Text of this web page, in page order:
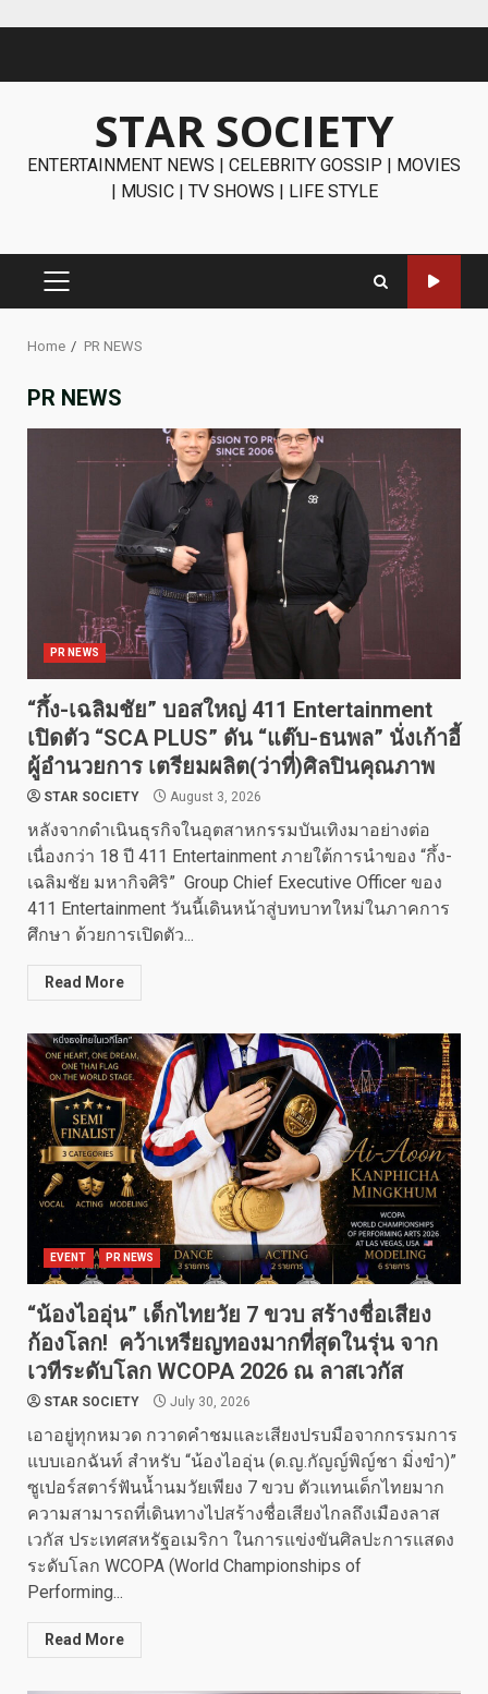
STAR SOCIETY
ENTERTAINMENT NEWS | CELEBRITY GOSSIP | MOVIES
| MUSIC | TV SHOWS | LIFE STYLE
PRIMARY
Home PR NEWS
PR NEWS
PR NEWS
“กึ้ง-เฉลิมชัย” บอสใหญ่ 411 Entertainment
เปิดตัว “SCA PLUS” ดัน “แต๊บ-ธนพล” นั่งเก้าอี้
ผู้อำนวยการ เตรียมผลิต(ว่าที่)ศิลปินคุณภาพ
STAR SOCIETY August 3, 2026
หลังจากดำเนินธุรกิจในอุตสาหกรรมบันเทิงมาอย่างต่อ
เนื่องกว่า 18 ปี 411 Entertainment ภายใต้การนำของ “กึ้ง-
เฉลิมชัย มหากิจศิริ” Group Chief Executive Officer ของ
411 Entertainment วันนี้เดินหน้าสู่บทบาทใหม่ในภาคการ
ศึกษา ด้วยการเปิดตัว...
Read More
EVENT PR NEWS
“น้องไออุ่น” เด็กไทยวัย 7 ขวบ สร้างชื่อเสียง
ก้องโลก! คว้าเหรียญทองมากที่สุดในรุ่น จาก
เวทีระดับโลก WCOPA 2026 ณ ลาสเวกัส
STAR SOCIETY July 30, 2026
เอาอยู่ทุกหมวด กวาดคำชมและเสียงปรบมือจากกรรมการ
แบบเอกฉันท์ สำหรับ “น้องไออุ่น (ด.ญ.กัญญ์พิญ์ชา มิ่งขำ)”
ซูเปอร์สตาร์ฟันน้ำนมวัยเพียง 7 ขวบ ตัวแทนเด็กไทยมาก
ความสามารถที่เดินทางไปสร้างชื่อเสียงไกลถึงเมืองลาส
เวกัส ประเทศสหรัฐอเมริกา ในการแข่งขันศิลปะการแสดง
ระดับโลก WCOPA (World Championships of
Performing...
Read More